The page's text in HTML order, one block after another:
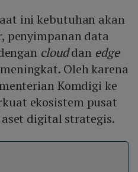
ini kebutuhan akan
penyimpanan data
clouddan edge
Oleh karena
Komdigi ke
ekosistem pusat
digital strategis.